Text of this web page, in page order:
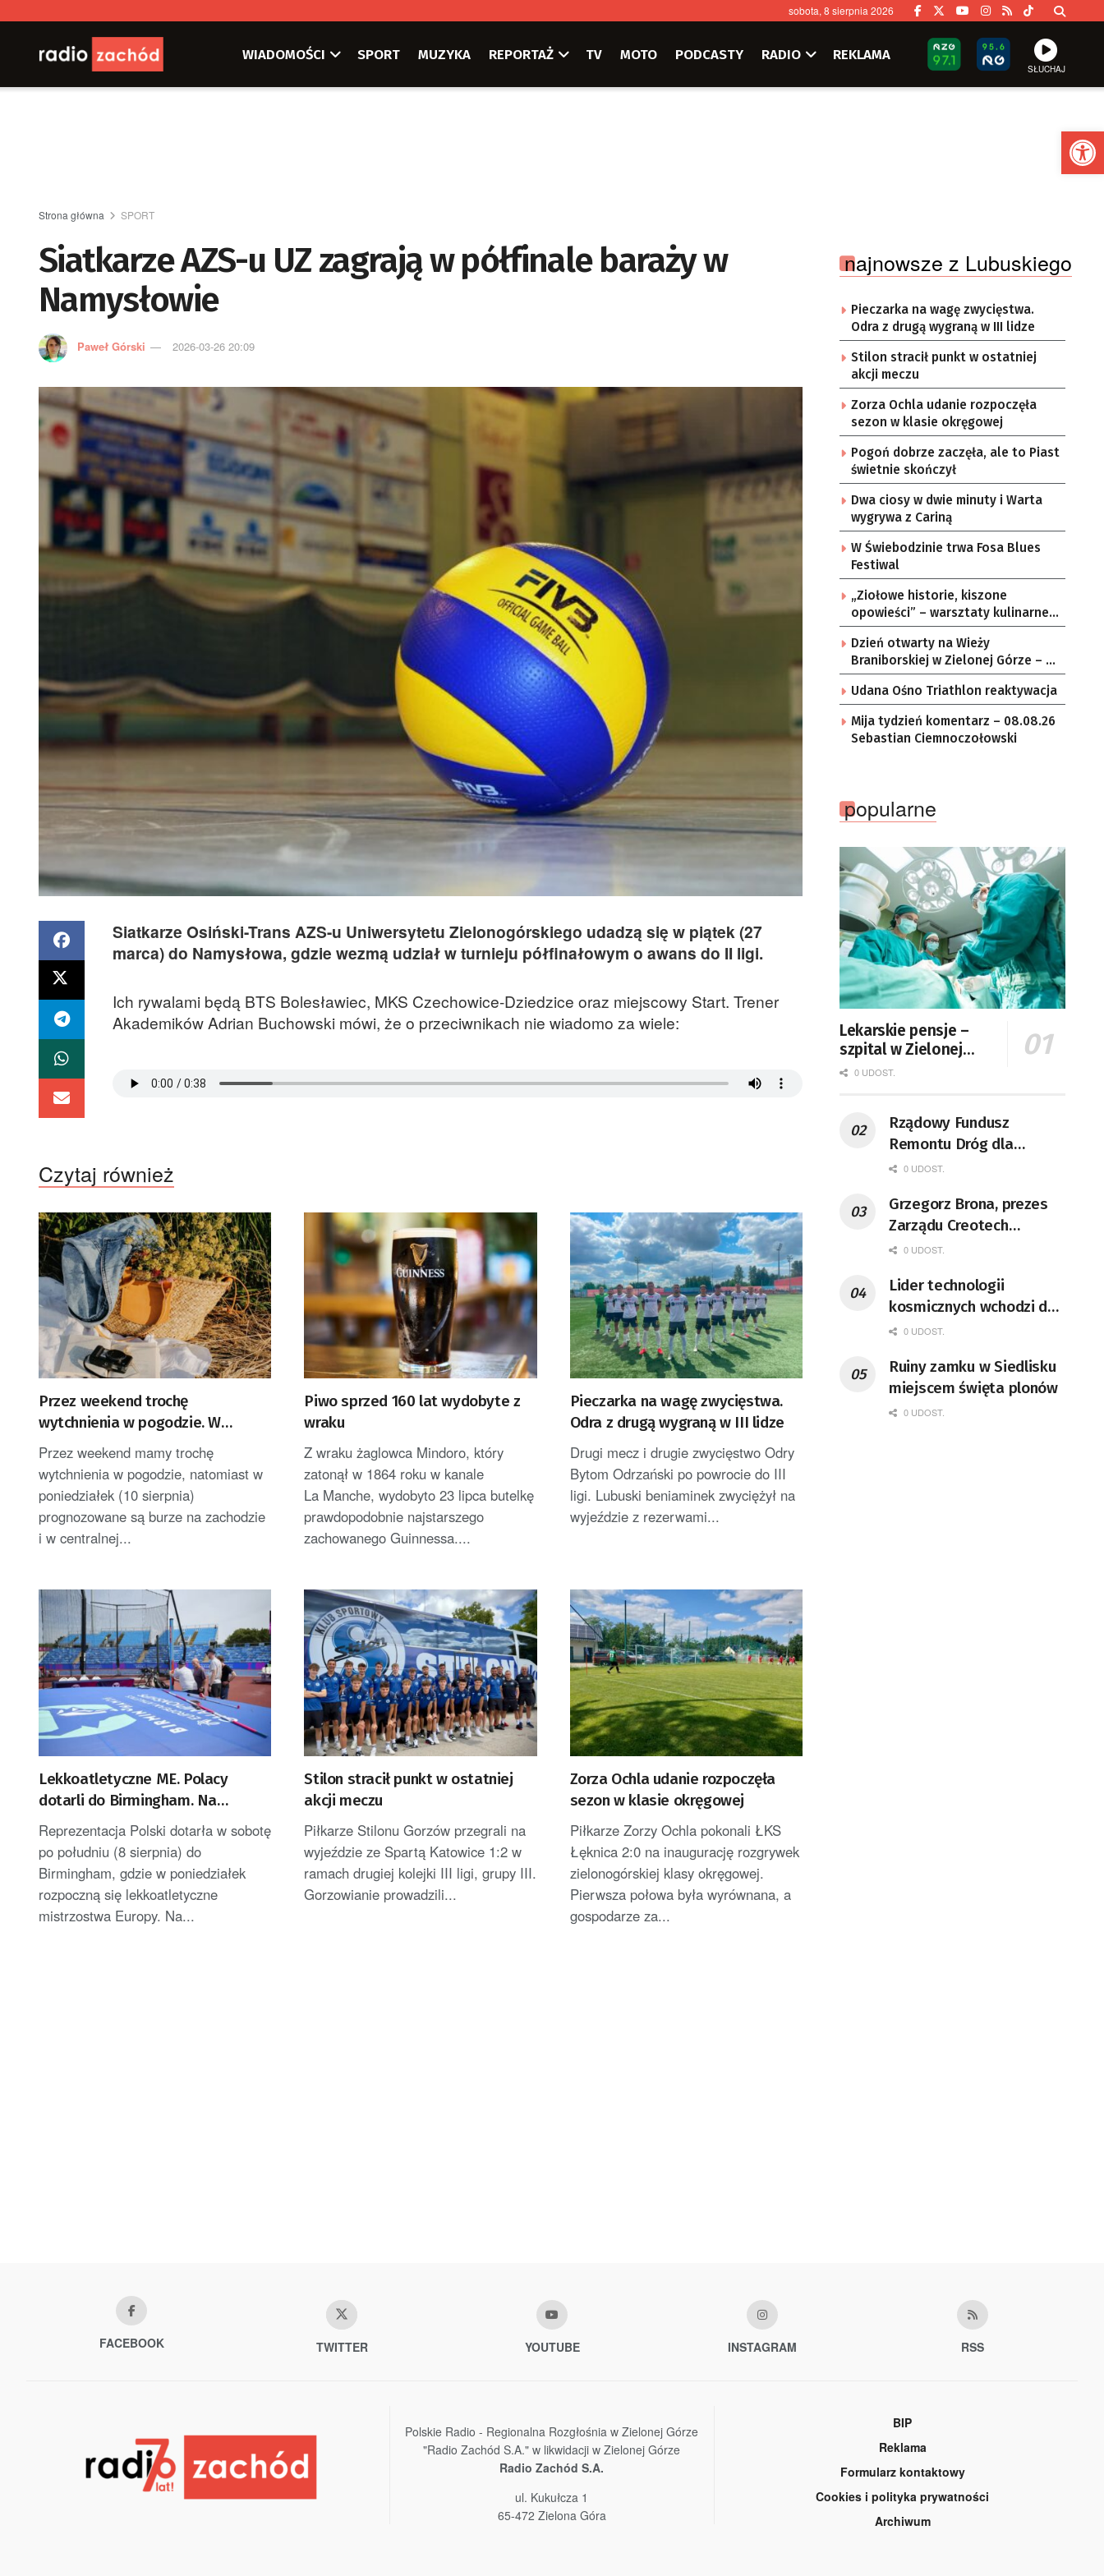
sobota, 8 sierpnia 2026
WIADOMOŚCI SPORT MUZYKA REPORTAŻ TV MOTO PODCASTY RADIO REKLAMA
SŁUCHAJ
Strona główna SPORT
Siatkarze AZS-u UZ zagrają w półfinale baraży w
Namysłowie
Paweł Górski 2026-03-26 20:09
Siatkarze Osiński-Trans AZS-u Uniwersytetu Zielonogórskiego udadzą się w piątek (27
marca) do Namysłowa, gdzie wezmą udział w turnieju półfinałowym o awans do II ligi.
Ich rywalami będą BTS Bolesławiec, MKS Czechowice-Dziedzice oraz miejscowy Start. Trener
Akademików Adrian Buchowski mówi, że o przeciwnikach nie wiadomo za wiele:
Czytaj również
Przez weekend trochę
wytchnienia w pogodzie. W
poniedziałek burze i upał
Przez weekend mamy trochę
wytchnienia w pogodzie, natomiast w
poniedziałek (10 sierpnia)
prognozowane są burze na zachodzie
i w centralnej...
Piwo sprzed 160 lat wydobyte z
wraku
Z wraku żaglowca Mindoro, który
zatonął w 1864 roku w kanale
La Manche, wydobyto 23 lipca butelkę
prawdopodobnie najstarszego
zachowanego Guinnessa....
Pieczarka na wagę zwycięstwa.
Odra z drugą wygraną w III lidze
Drugi mecz i drugie zwycięstwo Odry
Bytom Odrzański po powrocie do III
ligi. Lubuski beniaminek zwyciężył na
wyjeździe z rezerwami...
Lekkoatletyczne ME. Polacy
dotarli do Birmingham. Na
stadionie ostatnie przygotowania
Reprezentacja Polski dotarła w sobotę
po południu (8 sierpnia) do
Birmingham, gdzie w poniedziałek
rozpoczną się lekkoatletyczne
mistrzostwa Europy. Na...
Stilon stracił punkt w ostatniej
akcji meczu
Piłkarze Stilonu Gorzów przegrali na
wyjeździe ze Spartą Katowice 1:2 w
ramach drugiej kolejki III ligi, grupy III.
Gorzowianie prowadzili...
Zorza Ochla udanie rozpoczęła
sezon w klasie okręgowej
Piłkarze Zorzy Ochla pokonali ŁKS
Łęknica 2:0 na inaugurację rozgrywek
zielonogórskiej klasy okręgowej.
Pierwsza połowa była wyrównana, a
gospodarze za...
najnowsze z Lubuskiego
Pieczarka na wagę zwycięstwa.
Odra z drugą wygraną w III lidze
Stilon stracił punkt w ostatniej
akcji meczu
Zorza Ochla udanie rozpoczęła
sezon w klasie okręgowej
Pogoń dobrze zaczęła, ale to Piast
świetnie skończył
Dwa ciosy w dwie minuty i Warta
wygrywa z Cariną
W Świebodzinie trwa Fosa Blues
Festiwal
„Ziołowe historie, kiszone
opowieści” – warsztaty kulinarne w
zielonogórskich sołectwach
Dzień otwarty na Wieży
Braniborskiej w Zielonej Górze – po
raz ostatni w tym roku
Udana Ośno Triathlon reaktywacja
Mija tydzień komentarz – 08.08.26
Sebastian Ciemnoczołowski
popularne
Lekarskie pensje –
szpital w Zielonej
Górze podaje dane
0 UDOST.
Rządowy Fundusz
Remontu Dróg dla
województwa lubuskiego
0 UDOST.
Grzegorz Brona, prezes
Zarządu Creotech
Instruments S.A. Fizyk,
pracownik CERN w
Genewie, przedsiębiorca i
nauczyciel akademicki,
fizycznych, koordynator
Rady Sektorowej ds.
Kompetencji Przemysłu
0 UDOST.
Lider technologii
kosmicznych wchodzi do
Lubuskiego
0 UDOST.
Ruiny zamku w Siedlisku
miejscem święta plonów
0 UDOST.
FACEBOOK TWITTER YOUTUBE INSTAGRAM RSS
Polskie Radio - Regionalna Rozgłośnia w Zielonej Górze
"Radio Zachód S.A." w likwidacji w Zielonej Górze
Radio Zachód S.A.
ul. Kukułcza 1
65-472 Zielona Góra
BIP
Reklama
Formularz kontaktowy
Cookies i polityka prywatności
Archiwum